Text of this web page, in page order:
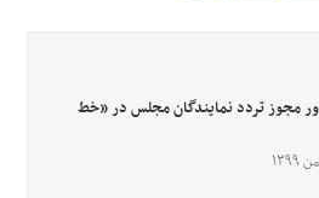
مجوز تردد نمایندگان مجلس در «خط